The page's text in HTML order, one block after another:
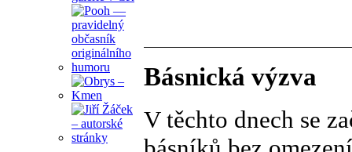
Básnická výzva
V těchto dnech se